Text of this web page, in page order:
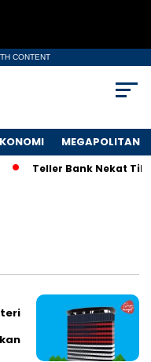
CONTENT
MEGAPOLITAN
Teller Bank Nekat